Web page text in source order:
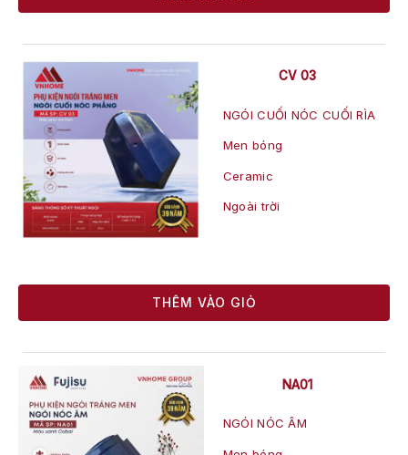
CV 03
NGÓI CUỐI NÓC CUỐI RÌA
Men bóng
Ceramic
Ngoài trời
THÊM VÀO GIỎ
NA01
NGÓI NÓC ÂM